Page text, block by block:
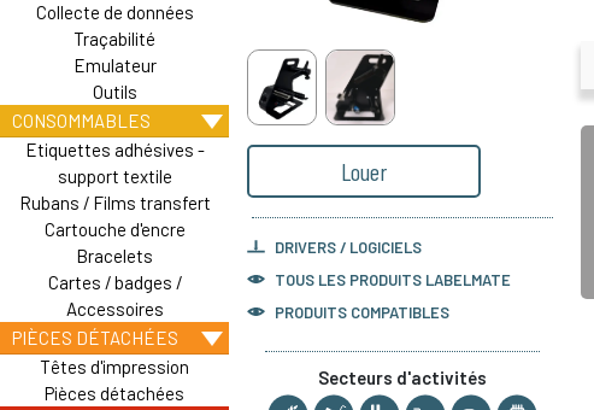
Collecte de données
Traçabilité
Emulateur
Outils
CONSOMMABLES
Etiquettes adhésives -
support textile
Rubans / Films transfert
Cartouche d'encre
Bracelets
Cartes / badges /
Accessoires
PIÈCES DÉTACHÉES
Têtes d'impression
Pièces détachées
Louer
DRIVERS / LOGICIELS
TOUS LES PRODUITS LABELMATE
PRODUITS COMPATIBLES
Secteurs d'activités